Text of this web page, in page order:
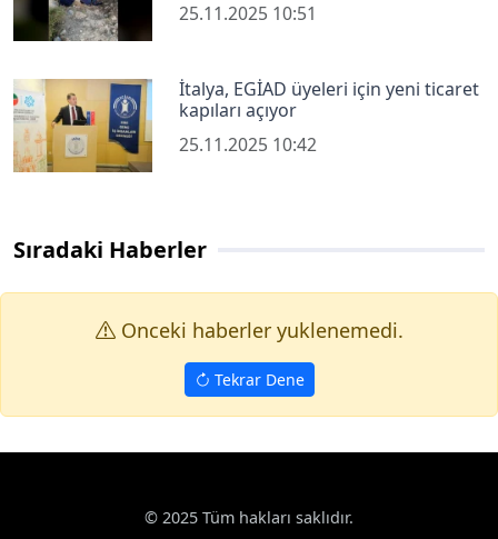
25.11.2025 10:51
İtalya, EGİAD üyeleri için yeni ticaret
kapıları açıyor
25.11.2025 10:42
Sıradaki Haberler
Onceki haberler yuklenemedi.
Tekrar Dene
Ekonomi Tekirdağ’da anıza kanola ekimi